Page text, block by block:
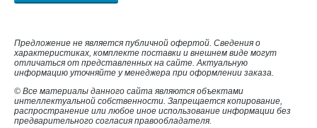
Предложение не является публичной офертой. Сведения о
характеристиках, комплекте поставки и внешнем виде могут
отличаться от представленных на сайте. Актуальную
информацию уточняйте у менеджера при оформлении заказа.
© Все материалы данного сайта являются объектами
интеллектуальной собственности. Запрещается копирование,
распространение или любое иное использование информации без
предварительного согласия правообладателя.